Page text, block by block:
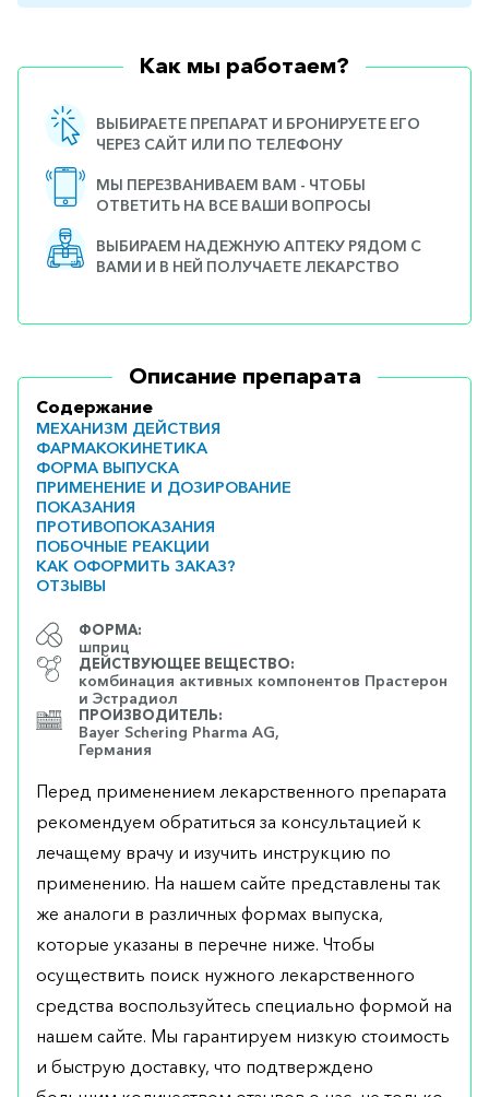
Как мы работаем?
ВЫБИРАЕТЕ ПРЕПАРАТ И БРОНИРУЕТЕ ЕГО
ЧЕРЕЗ САЙТ ИЛИ ПО ТЕЛЕФОНУ
МЫ ПЕРЕЗВАНИВАЕМ ВАМ - ЧТОБЫ
ОТВЕТИТЬ НА ВСЕ ВАШИ ВОПРОСЫ
ВЫБИРАЕМ НАДЕЖНУЮ АПТЕКУ РЯДОМ С
ВАМИ И В НЕЙ ПОЛУЧАЕТЕ ЛЕКАРСТВО
Описание препарата
Содержание
МЕХАНИЗМ ДЕЙСТВИЯ
ФАРМАКОКИНЕТИКА
ФОРМА ВЫПУСКА
ПРИМЕНЕНИЕ И ДОЗИРОВАНИЕ
ПОКАЗАНИЯ
ПРОТИВОПОКАЗАНИЯ
ПОБОЧНЫЕ РЕАКЦИИ
КАК ОФОРМИТЬ ЗАКАЗ?
ОТЗЫВЫ
ФОРМА:
шприц
ДЕЙСТВУЮЩЕЕ ВЕЩЕСТВО:
комбинация активных компонентов Прастерон
и Эстрадиол
ПРОИЗВОДИТЕЛЬ:
Bayer Schering Pharma AG,
Германия
Перед применением лекарственного препарата
рекомендуем обратиться за консультацией к
лечащему врачу и изучить инструкцию по
применению. На нашем сайте представлены так
же аналоги в различных формах выпуска,
которые указаны в перечне ниже. Чтобы
осуществить поиск нужного лекарственного
средства воспользуйтесь специально формой на
нашем сайте. Мы гарантируем низкую стоимость
и быструю доставку, что подтверждено